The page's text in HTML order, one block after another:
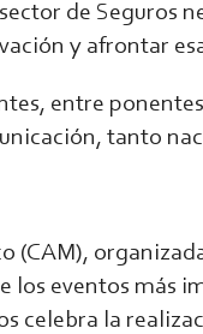
de Seguros
y afrontar
entre
tanto
(CAM),
los eventos
celebra la